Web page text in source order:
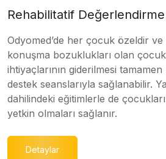
Rehabilitatif Değerlendirme
Odyomed’de her çocuk özeldir ve
konuşma bozuklukları olan
ihtiyaçlarının giderilmesi
destek seanslarıyla sağlanabilir.
dahilindeki eğitimlerle de
yetkin olmaları sağlanır.
Detaylar